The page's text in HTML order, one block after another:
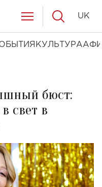
КУЛЬТУРА
UK
бюст:
свет в